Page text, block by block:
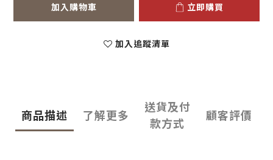
加入購物車 立即購買
加入追蹤清單
商品描述 了解更多
送貨及付
款方式
顧客評價